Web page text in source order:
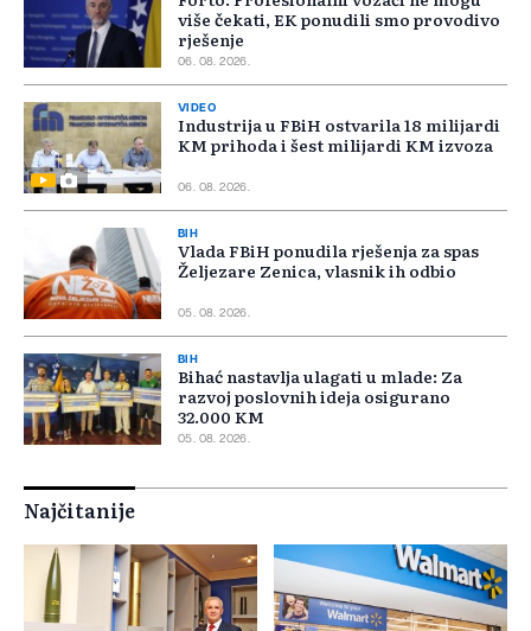
više čekati, EK ponudili smo provodivo
rješenje
06. 08. 2026.
VIDEO
Industrija u FBiH ostvarila 18 milijardi
KM prihoda i šest milijardi KM izvoza
06. 08. 2026.
BIH
Vlada FBiH ponudila rješenja za spas
Željezare Zenica, vlasnik ih odbio
05. 08. 2026.
BIH
Bihać nastavlja ulagati u mlade: Za
razvoj poslovnih ideja osigurano
32.000 KM
05. 08. 2026.
Najčitanije